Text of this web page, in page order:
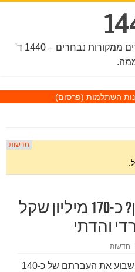
חדשות, מבזקי חדשות ומאמרים ממקורות נבחרים – 1440 ד'
השתלמות (פרסום)
יש מלחמה וגירעון? כ-170 מיליון שקל
והדתי
חדשות
ועדת הכספים צפויה לאשר השבוע את העברתם של כ-140